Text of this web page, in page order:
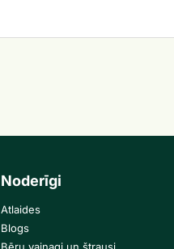
Noderīgi
Atlaides
Blogs